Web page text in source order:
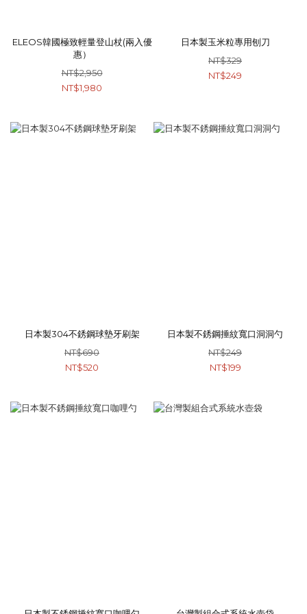
ELEOS韓國極致輕量登山杖(兩入優
惠）
NT$2,950
NT$1,980
日本製玉米粒專用刨刀
NT$329
NT$249
日本製304不銹鋼球墊牙刷架
NT$690
NT$520
日本製不銹鋼捶紋寬口洞洞勺
NT$249
NT$199